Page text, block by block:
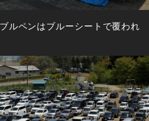
ルペンはブルーシートで覆われ